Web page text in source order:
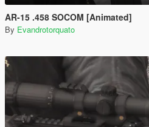
AR-15 .458 SOCOM [Animated]
By Evandrotorquato